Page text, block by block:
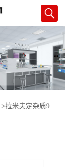
>拉米夫定杂质9